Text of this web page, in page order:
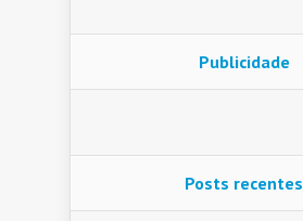
Publicidade
Posts recentes